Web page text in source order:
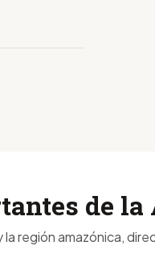
de la
región amazónica,